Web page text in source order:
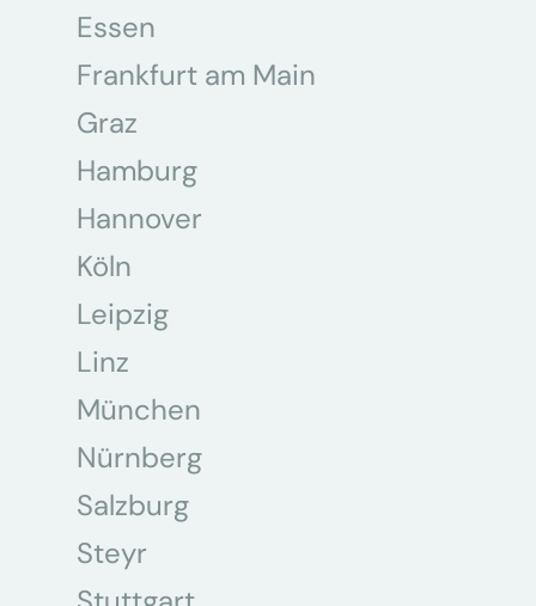
Essen
Frankfurt am Main
Graz
Hamburg
Hannover
Köln
Leipzig
Linz
München
Nürnberg
Salzburg
Steyr